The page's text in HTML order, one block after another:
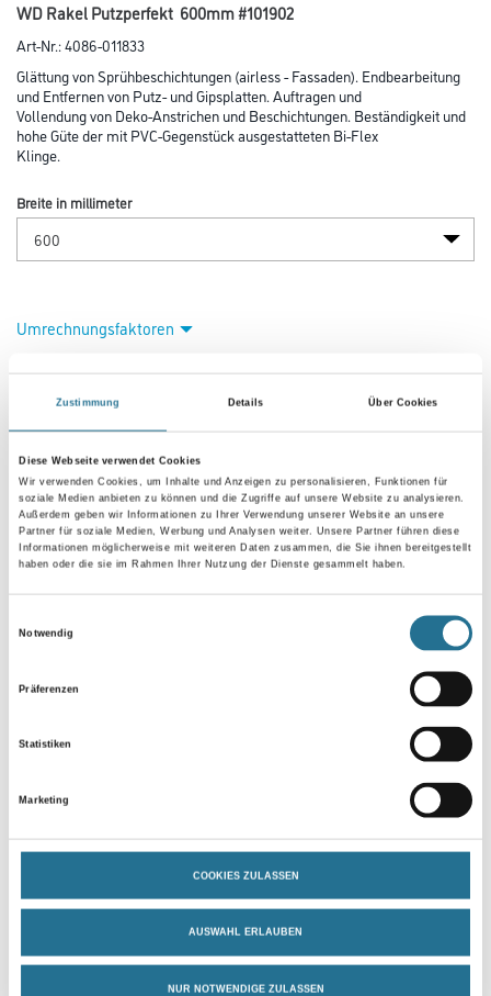
Zustimmung Details Über Cookies
Diese Webseite verwendet Cookies
Wir verwenden Cookies, um Inhalte und Anzeigen zu personalisieren, Funktionen für
soziale Medien anbieten zu können und die Zugriffe auf unsere Website zu analysieren.
Außerdem geben wir Informationen zu Ihrer Verwendung unserer Website an unsere
Partner für soziale Medien, Werbung und Analysen weiter. Unsere Partner führen diese
Informationen möglicherweise mit weiteren Daten zusammen, die Sie ihnen bereitgestellt
haben oder die sie im Rahmen Ihrer Nutzung der Dienste gesammelt haben.
Notwendig
Präferenzen
Statistiken
Marketing
COOKIES ZULASSEN
AUSWAHL ERLAUBEN
NUR NOTWENDIGE ZULASSEN
WD Rakel Putzperfekt 600mm #101902
Art-Nr.:4086-011833
Glättung von Sprühbeschichtungen (airless - Fassaden). Endbearbeitung
und Entfernen von Putz- und Gipsplatten. Auftragen und
Vollendung von Deko-Anstrichen und Beschichtungen. Beständigkeit und
hohe Güte der mit PVC-Gegenstück ausgestatteten Bi-Flex
Klinge.
Breite in millimeter
Umrechnungsfaktoren
WD Verlängerungsstange
#101911
Bitte einloggen, um Preise zu